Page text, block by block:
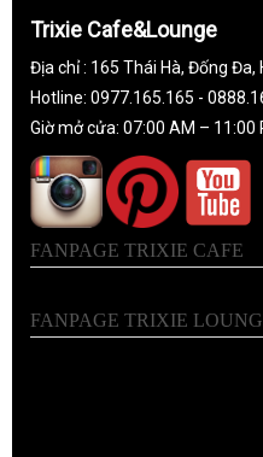
Trixie Cafe&Lounge
Địa chỉ : 165 Thái Hà, Đống Đa,
Hotline: 0977.165.165 -
Giờ mở cửa: 07:00 AM – 11:00
FANPAGE TRIXIE CAFE
FANPAGE TRIXIE